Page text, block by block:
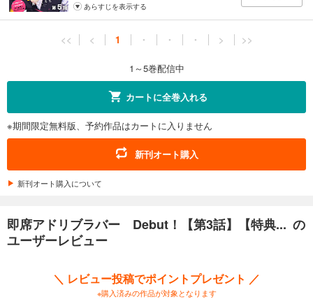
あらすじを表示する
<< < 1 ・ ・ ・ > >>
1～5巻配信中
カートに全巻入れる
※期間限定無料版、予約作品はカートに入りません
新刊オート購入
新刊オート購入について
即席アドリブラバー Debut！【第3話】【特典... の
ユーザーレビュー
＼ レビュー投稿でポイントプレゼント ／
※購入済みの作品が対象となります